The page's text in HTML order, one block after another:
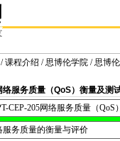
/课程介绍 /思博伦学院 / 思博
服务质量（QoS）衡量及测
-CEP-205网络服务质量（QoS
服务质量的衡量与评价